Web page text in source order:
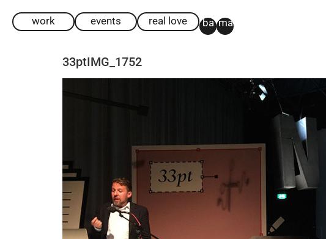
work events real love ba ma
33ptIMG_1752